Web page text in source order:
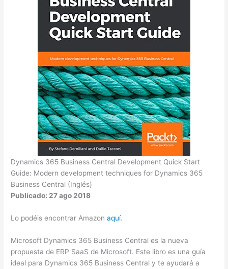
Dynamics 365 Business Central Development Quick Start
Guide: Modern development techniques for Dynamics 365
Business Central (Inglés)
Publicado: 27 ago 2018
Lo podéis encontrar Amazonaquí.
Microsoft Dynamics 365 Business Central es la nueva
propuesta de ERP SaaS de Microsoft. Este libro es una guía
ideal para Dynamics 365 Business Central y te ayudará a